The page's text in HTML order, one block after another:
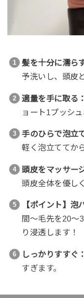
髪を十分に濡ら
予洗いし、頭皮
適量を手に取る：
ョート1プッシ
手のひらで泡立
軽く泡立ててか
頭皮をマッサー
頭皮全体を優し
【ポイント】泡
間〜毛先を20〜
り浸透します！
しっかりすすぐ：
すぎます。